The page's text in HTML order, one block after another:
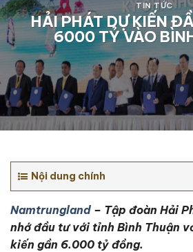
TIN TỨC
HẢI PHÁT DỰ KIẾN
6000 TỶ VÀO
Nội dung chính
Namtrungland – Tập đoàn Hải
nhớ đầu tư với tỉnh Bình Thuận
kiến gần 6.000 tỷ đồng.